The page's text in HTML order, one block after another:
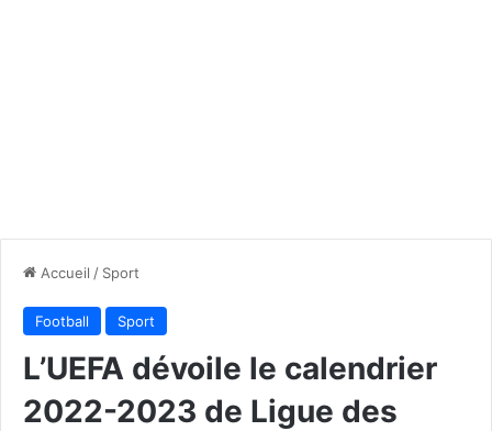
Accueil / Sport
Football Sport
L’UEFA dévoile le calendrier
2022-2023 de Ligue des